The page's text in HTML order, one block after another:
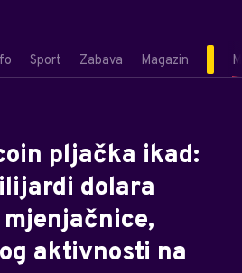
Sport Zabava Magazin
pljačka ikad:
dolara
aktivnosti na